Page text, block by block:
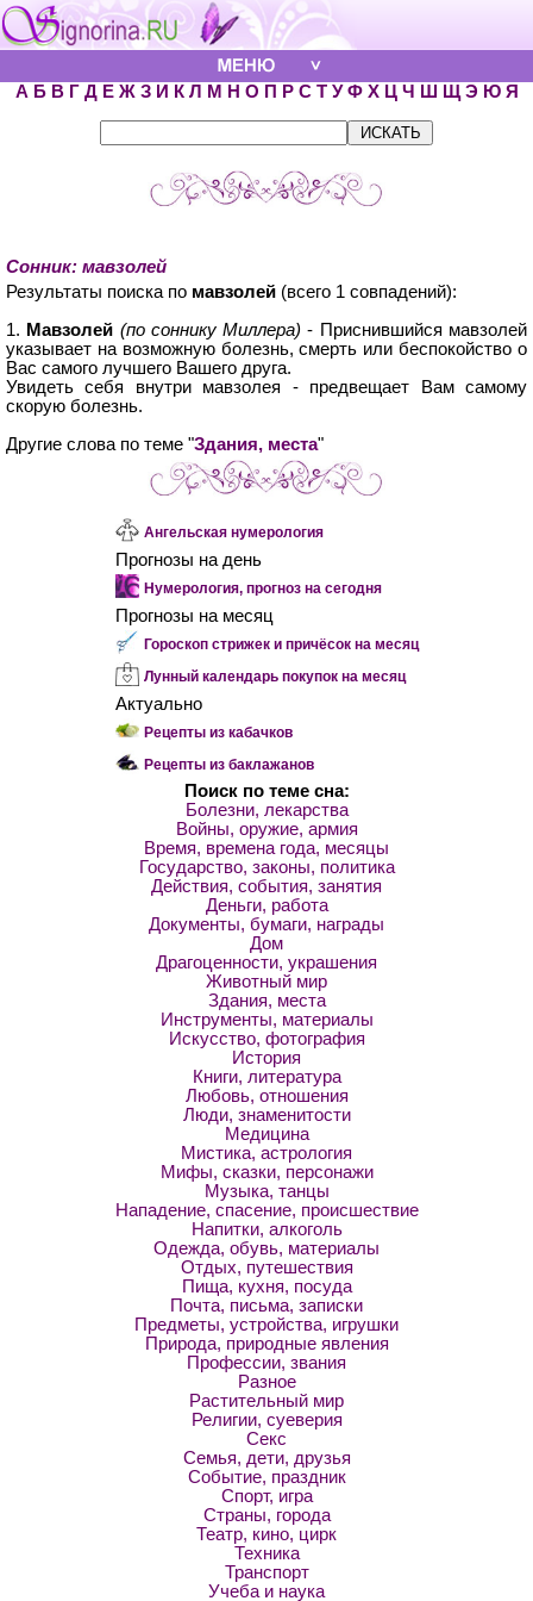
А Б В Г Д Е Ж З И К Л М Н О П Р С Т У Ф Х Ц Ч Ш Щ Э Ю Я
Сонник: мавзолей
Результаты поиска по мавзолей (всего 1 совпадений):
1. Мавзолей (по соннику Миллера) - Приснившийся мавзолей
указывает на возможную болезнь, смерть или беспокойство о
Вас самого лучшего Вашего друга.
Увидеть себя внутри мавзолея - предвещает Вам самому
скорую болезнь.
Другие слова по теме "Здания, места"
Ангельская нумерология
Прогнозы на день
Нумерология, прогноз на сегодня
Прогнозы на месяц
Гороскоп стрижек и причёсок на месяц
Лунный календарь покупок на месяц
Актуально
Рецепты из кабачков
Рецепты из баклажанов
Поиск по теме сна:
Болезни, лекарства
Войны, оружие, армия
Время, времена года, месяцы
Государство, законы, политика
Действия, события, занятия
Деньги, работа
Документы, бумаги, награды
Дом
Драгоценности, украшения
Животный мир
Здания, места
Инструменты, материалы
Искусство, фотография
История
Книги, литература
Любовь, отношения
Люди, знаменитости
Медицина
Мистика, астрология
Мифы, сказки, персонажи
Музыка, танцы
Нападение, спасение, происшествие
Напитки, алкоголь
Одежда, обувь, материалы
Отдых, путешествия
Пища, кухня, посуда
Почта, письма, записки
Предметы, устройства, игрушки
Природа, природные явления
Профессии, звания
Разное
Растительный мир
Религии, суеверия
Секс
Семья, дети, друзья
Событие, праздник
Спорт, игра
Страны, города
Театр, кино, цирк
Техника
Транспорт
Учеба и наука